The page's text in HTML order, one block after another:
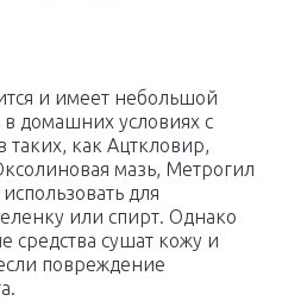
и имеет небольшой
домашних условиях с
как Ацткловир,
мазь, Метрогил
для
или спирт. Однако
средства сушат кожу и
повреждение